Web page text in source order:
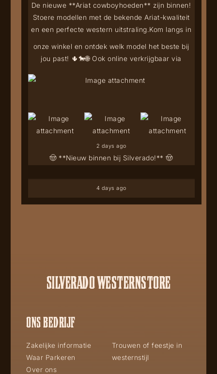
🤠 **Nieuw binnen bij Silverado!** 🤠
De nieuwe **Ariat cowboyhoeden** zijn binnen!
Stoere modellen met de bekende Ariat-kwaliteit
en een perfecte western uitstraling.Kom langs in
onze winkel en ontdek welk model het beste bij
jou past! 🌵🐎🌐 Ook online verkrijgbaar via
2 days ago
4 days ago
SILVERADO WESTERNSTORE
ONS BEDRIJF
Zakelijke informatie
Waar Parkeren
Over ons
Trouwen of feestje in
westernstijl